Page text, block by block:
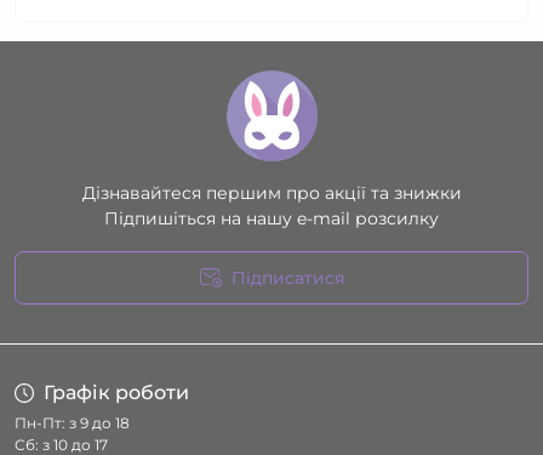
Дізнавайтеся першим про акції та знижки
Підпишіться на нашу e-mail розсилку
Підписатися
Графік роботи
Пн-Пт: з 9 до 18
Сб: з 10 до 17